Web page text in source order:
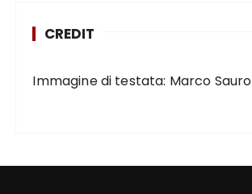
CREDIT
Immagine di testata: Marco Sauro